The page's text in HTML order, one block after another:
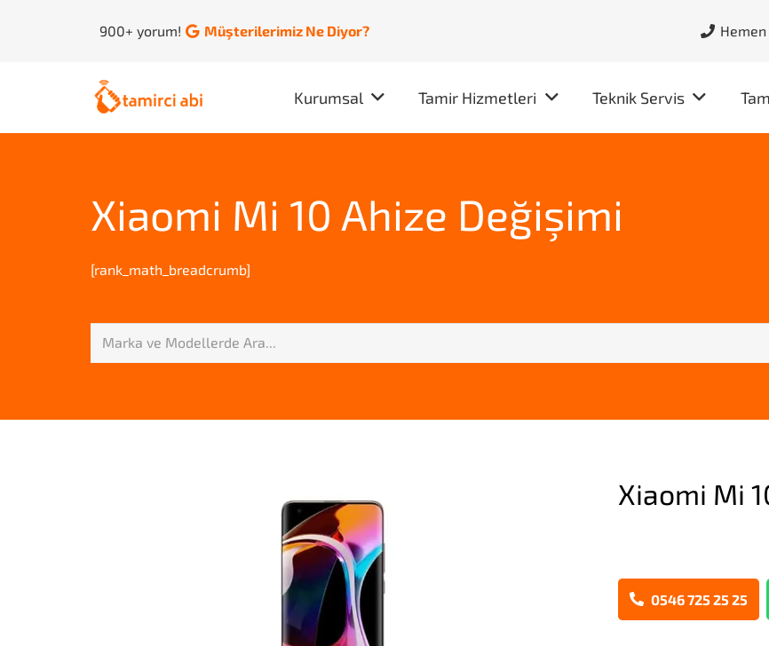
900+ yorum! Müşterilerimiz Ne Diyor? Hemen
Kurumsal Tamir Hizmetleri Teknik Servis
Xiaomi Mi 10 Ahize Değişimi
[rank_math_breadcrumb]
Xiaomi Mi
0546 725 25 25